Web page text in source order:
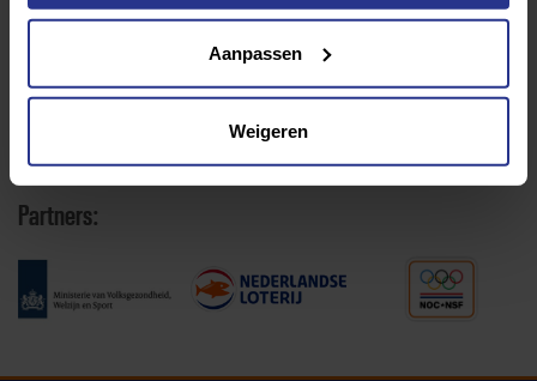
Aanpassen
Weigeren
Partners: